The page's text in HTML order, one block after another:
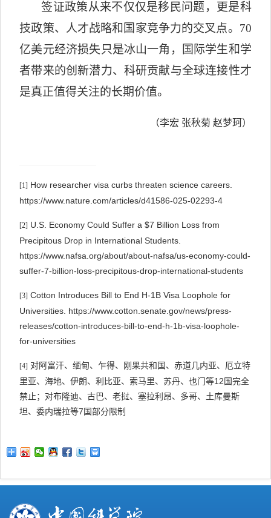
签证政策从来不仅仅是移民问题，更是科
技政策、人才战略和国家竞争力的交叉点。 70
亿美元经济损失只是冰山一角，国际学生和学
者带来的创新潜力、科研贡献与全球连接性才
是真正值得关注的长期价值。
（李宏 张秋菊 赵梦珂）
[1] How researcher visa curbs threaten science careers.
https://www.nature.com/articles/d41586-025-02293-4
[2] U.S. Economy Could Suffer a $7 Billion Loss from
Precipitous Drop in International Students.
https://www.nafsa.org/about/about-nafsa/us-economy-could-
suffer-7-billion-loss-precipitous-drop-international-students
[3] Cotton Introduces Bill to End H-1B Visa Loophole for
Universities. https://www.cotton.senate.gov/news/press-
releases/cotton-introduces-bill-to-end-h-1b-visa-loophole-
for-universities
[4] 对阿富汗、缅甸、乍得、刚果共和国、赤道几内亚、厄立特
里亚、海地、伊朗、利比亚、索马里、苏丹、也门等12 国完全
禁止；对布隆迪、古巴、老挝、塞拉利昂、多哥、土库曼斯
坦、委内瑞拉等7 国部分限制